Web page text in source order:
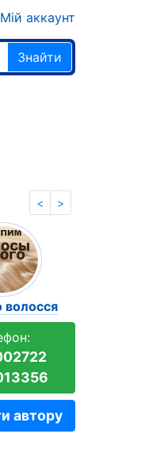
Мій аккаунт
Знайти
< >
волосся
автору